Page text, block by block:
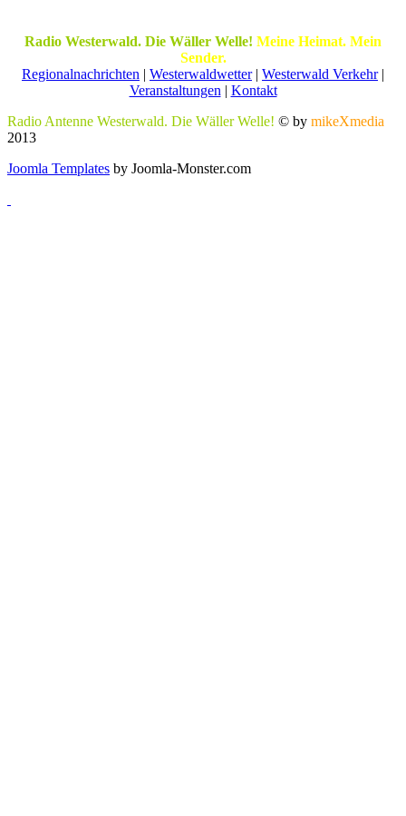
Radio Westerwald. Die Wäller Welle! Meine Heimat. Mein
Sender.
Regionalnachrichten | Westerwaldwetter| Westerwald Verkehr|
Veranstaltungen | Kontakt
Radio Antenne Westerwald. Die Wäller Welle! © by mikeXmedia
2013
Joomla Templates by Joomla-Monster.com